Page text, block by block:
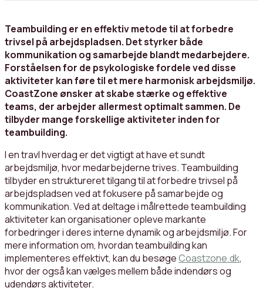
Teambuilding er en effektiv metode til at forbedre
trivsel på arbejdspladsen. Det styrker både
kommunikation og samarbejde blandt medarbejdere.
Forståelsen for de psykologiske fordele ved disse
aktiviteter kan føre til et mere harmonisk arbejdsmiljø.
CoastZone ønsker at skabe stærke og effektive
teams, der arbejder allermest optimalt sammen. De
tilbyder mange forskellige aktiviteter inden for
teambuilding.
I en travl hverdag er det vigtigt at have et sundt
arbejdsmiljø, hvor medarbejderne trives. Teambuilding
tilbyder en struktureret tilgang til at forbedre trivsel på
arbejdspladsen ved at fokusere på samarbejde og
kommunikation. Ved at deltage i målrettede teambuilding
aktiviteter kan organisationer opleve markante
forbedringer i deres interne dynamik og arbejdsmiljø. For
mere information om, hvordan teambuilding kan
implementeres effektivt, kan du besøgeCoastzone.dk,
hvor der også kan vælges mellem både indendørs og
udendørs aktiviteter.